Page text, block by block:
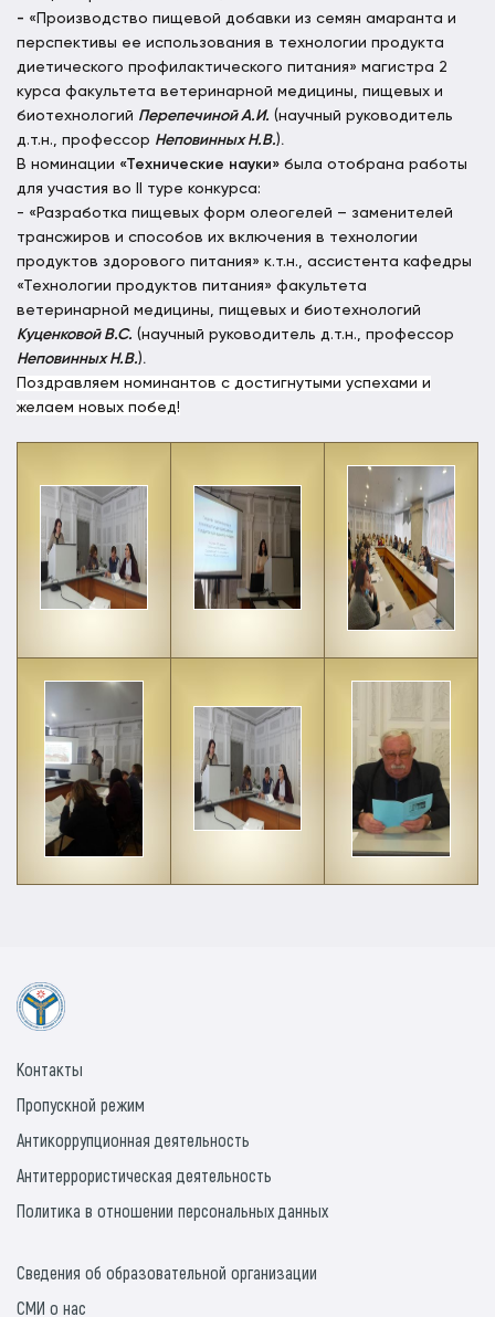
- «Производство пищевой добавки из семян амаранта и
перспективы ее использования в технологии продукта
диетического профилактического питания» магистра 2
курса факультета ветеринарной медицины, пищевых и
биотехнологий Перепечиной А.И. (научный руководитель
д.т.н., профессор Неповинных Н.В.).
В номинации «Технические науки» была отобрана работы
для участия во II туре конкурса:
- «Разработка пищевых форм олеогелей – заменителей
трансжиров и способов их включения в технологии
продуктов здорового питания» к.т.н., ассистента кафедры
«Технологии продуктов питания» факультета
ветеринарной медицины, пищевых и биотехнологий
Куценковой В.С. (научный руководитель д.т.н., профессор
Неповинных Н.В.).
Поздравляем номинантов с достигнутыми успехами и
желаем новых побед!
Контакты
Пропускной режим
Антикоррупционная деятельность
Антитеррористическая деятельность
Политика в отношении персональных данных
Сведения об образовательной организации
СМИ о нас